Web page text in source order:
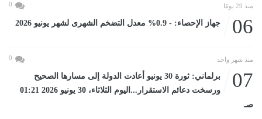
منذ 29 يومًا 0
06 جهاز الإحصاء: - 0.9% معدل التضخم الشهرى لشهر يونيو 2026
منذ شهر واحد 0
07
برلماني: ثورة 30 يونيو أعادت الدولة إلى مسارها الصحيح
ورسخت دعائم الاستقرار...اليوم الثلاثاء، 30 يونيو 2026 01:21
صـ